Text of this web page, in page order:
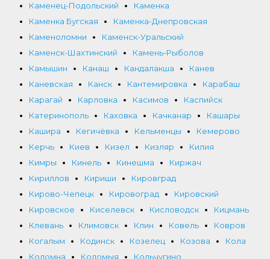
Каменец-Подольский
Каменка
Каменка Бугская
Каменка-Днепровская
Каменоломни
Каменск-Уральский
Каменск-Шахтинский
Камень-Рыболов
Камышин
Канаш Кандалакша
Канев
Каневская
Канск Кантемировка
Карабаш
Карагай
Карловка Касимов
Каспийск
Катеринополь
Каховка Качканар
Кашары
Кашира
Кегичёвка Кельменцы
Кемерово
Керчь
Киев Кизел Кизляр
Килия
Кимры
Кинель Кинешма
Киржач
Кириллов
Кириши
Кировград
Кирово-Чепецк
Кировоград
Кировский
Кировское
Киселевск Кисловодск
Кицмань
Клевань
Климовск Клин Ковель
Ковров
Когалым
Кодинск Козелец Козова
Кола
Коломна
Коломыя
Кольчугино